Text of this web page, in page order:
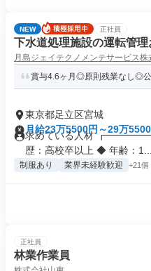
NEW 正社員
下水道処理施設の運転管
月島ジェイテクノメンテサービス株
賞与4.6ヶ月◎原則残業なし◎
東京都足立区宮城
月給23万5500円～29万
求めている人材
歴：高校卒以上 ◆ 年齢：1...
制服あり 業界未経験歓迎 +21個
正社員
林業作業員